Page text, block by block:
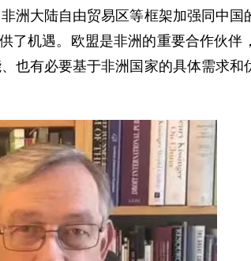
洲大陆自由贸易区等框架加强同中
了机遇。欧盟是非洲的重要合作伙伴
也有必要基于非洲国家的具体需求和